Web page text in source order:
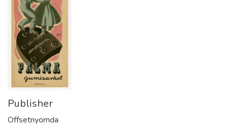
Publisher
Offsetnyomda